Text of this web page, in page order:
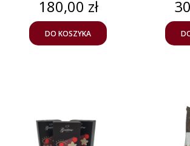
Cena
180,00 zł
DO KOSZYKA